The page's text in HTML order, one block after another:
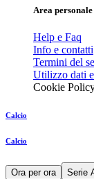
Area personale
Help e Faq
Info e contatti
Termini del
Utilizzo dati
Cookie
Calcio
Calcio
Ora per ora Serie